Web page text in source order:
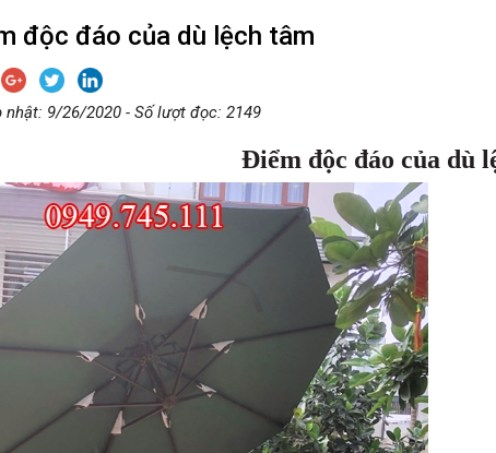
độc đáo của dù lệch tâm
nhật: 9/26/2020 - Số lượt đọc: 2149
Điểm độc đáo của dù